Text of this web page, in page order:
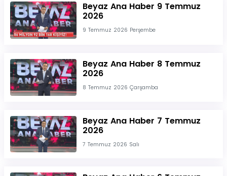
Beyaz Ana Haber 9 Temmuz
2026
9 Temmuz 2026 Perşembe
Beyaz Ana Haber 8 Temmuz
2026
8 Temmuz 2026 Çarşamba
Beyaz Ana Haber 7 Temmuz
2026
7 Temmuz 2026 Salı